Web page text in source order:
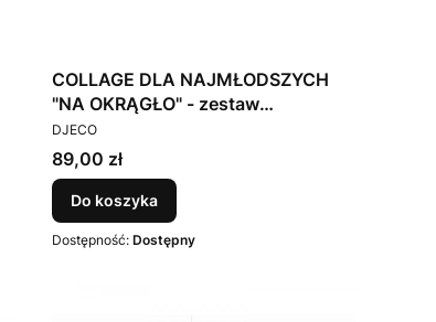
COLLAGE DLA NAJMŁODSZYCH
"NA OKRĄGŁO" - zestaw
artystyczny DJECO
PRODUCENT
DJECO
Cena
89,00 zł
Do koszyka
Dostępność: Dostępny